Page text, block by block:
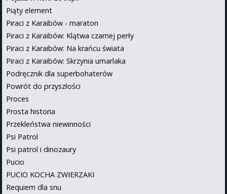
Piąty element
Piraci z Karaibów - maraton
Piraci z Karaibów: Klątwa czarnej perły
Piraci z Karaibów: Na krańcu świata
Piraci z Karaibów: Skrzynia umarlaka
Podręcznik dla superbohaterów
Powrót do przyszłości
Proces
Prosta historia
Przekleństwa niewinności
Psi Patrol
Psi patrol i dinozaury
Pucio
PUCIO KOCHA ZWIERZAKI
Requiem dla snu